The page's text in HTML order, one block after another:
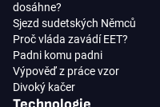
dosáhne?
Sjezd sudetských Němců
Proč vláda zavádí EET?
Padni komu padni
Výpověď z práce vzor
Divoký kačer